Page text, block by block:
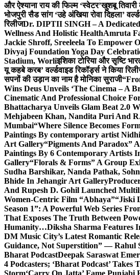
और ऐश्याना राय की फिल्म ‘स्वेटर’खुशबू तिवारी
भोजपुरी सैड सांग ‘उहे अंखिया रोवा दिहला’
रिलीजDr. DIPTII SINGH – A
Wellness And Holistic HealthAmruta
Jackie Shroff, Sreeleela To Empower
Divyaj Foundation Yoga Day
Stadium, Worliइशिका टोरिया और सृष्टि
यू कहबे करब’ वर्ल्डवाइड रिकॉर्ड्स ने किया
सपनों की उड़ान का नाम है मोनिका सुराजी
Wins Deus Unveils ‘The Cinema – A
Cinematic And Professional Choice
Bhattacharya Unveils Glam Beat 2.0
Mehjabeen Khan, Nandita Puri And
Mumbai“Where Silence Becomes
Paintings By contemporary artist
Art Gallery“Pigments And Paradox”
Paintings By 6 Contemporary Artists
Gallery“Florals & Forms” A Group
Sudha Barshikar, Nanda Pathak,
Bhide In Jehangir Art Gallery
And Rupesh D. Gohil Launched
Women-Centric Film “Abhaya”“Jiski
Season 1”: A Powerful Web Series
That Exposes The Truth Between
Humanity…Diksha Sharma Features
DM Music City’s Latest Romantic
Guidance, Not Superstition” — Rahul
Bharat PodcastDeepak Saraswat
4 Podcasters; ‘Bharat Podcast’
Storm‘Carry On Jatta’ Fame Punjabi